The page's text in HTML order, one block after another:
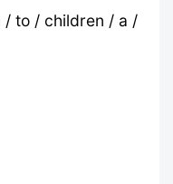
/ to / children / a /